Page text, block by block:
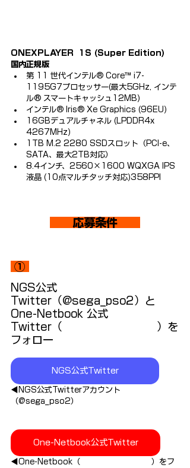
ONEXPLAYER  1S (Super Edition)
国内正規版
第 11 世代インテル® Core™ i7-
1195G7プロセッサー(最大5GHz, インテ
ル® スマートキャッシュ12MB)
インテル® Iris® Xe Graphics (96EU)
16GBデュアルチャネル (LPDDR4x
4267MHz)
1TB M.2 2280 SSDスロット（PCI-e、
SATA、最大2TB対応）
8.4インチ、2560×1600 WQXGA IPS
液晶 (10点マルチタッチ対応)358PPI
応募条件
①
NGS公式
Twitter（@sega_pso2）と
One-Netbook 公式
Twitter（
）を
フォロー
NGS公式Twitter
◀NGS公式Twitterアカウント
（@sega_pso2）
One-Netbook公式Twitter
◀One-Netbook（
）をフ